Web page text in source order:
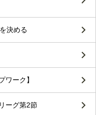
決める
ワーク】
ーグ第2節